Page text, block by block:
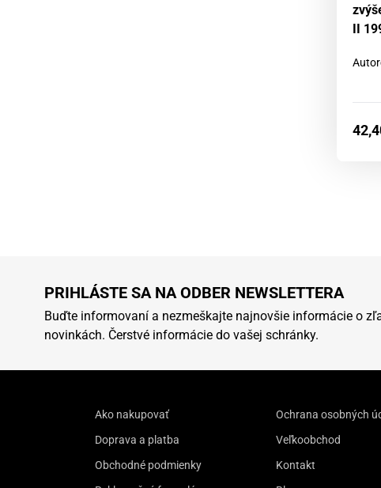
II
PRIHLÁSTE SA NA ODBER NEWSLETTERA
Buďte informovaní a nezmeškajte najnovšie informácie o
novinkách. Čerstvé informácie do vašej schránky.
Ako nakupovať
Doprava a platba
Obchodné podmienky
Ochrana osobných
Veľkoobchod
Kontakt